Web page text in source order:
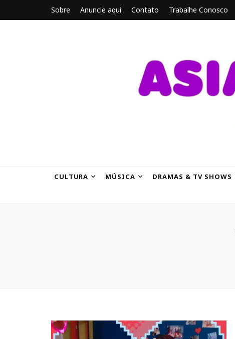
Sobre Anuncie aqui Contato Trabalhe Conosco
CULTURA MÚSICA DRAMAS & TV SHOWS